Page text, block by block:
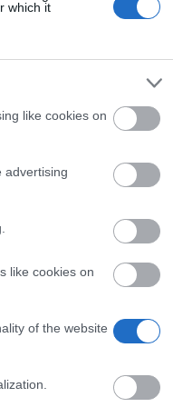
which it
like cookies on
advertising
like cookies on
of the website
Unido e Irlanda es
la Fundación
o una
de música